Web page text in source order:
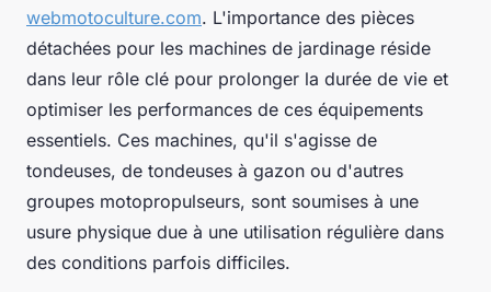
webmotoculture.com. L'importance des pièces
détachées pour les machines de jardinage réside
dans leur rôle clé pour prolonger la durée de vie et
optimiser les performances de ces équipements
essentiels. Ces machines, qu'il s'agisse de
tondeuses, de tondeuses à gazon ou d'autres
groupes motopropulseurs, sont soumises à une
usure physique due à une utilisation régulière dans
des conditions parfois difficiles.